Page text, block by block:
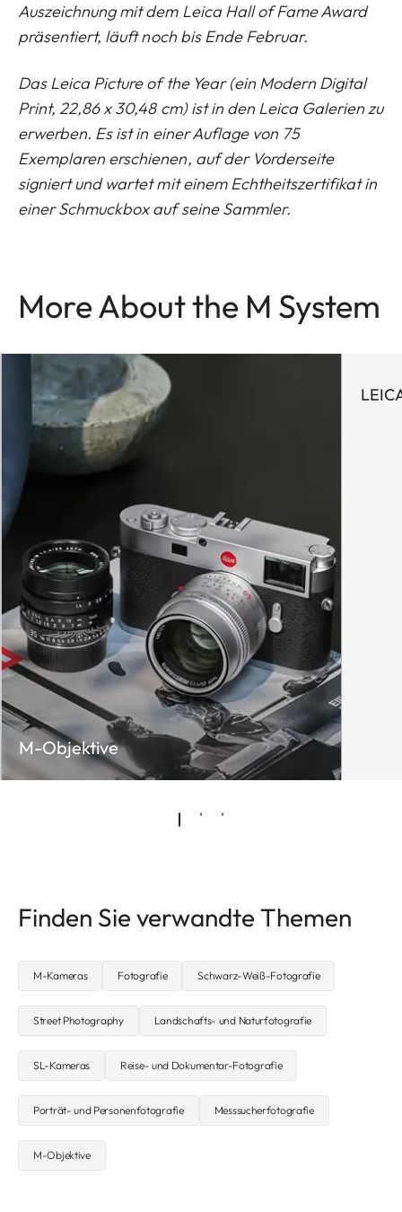
Auszeichnung mit dem Leica Hall of Fame Award
präsentiert, läuft noch bis Ende Februar.
Das Leica Picture of the Year (ein Modern Digital
Print, 22,86 x 30,48 cm) ist in den Leica Galerien zu
erwerben. Es ist in einer Auflage von 75
Exemplaren erschienen, auf der Vorderseite
signiert und wartet mit einem Echtheitszertifikat in
einer Schmuckbox auf seine Sammler.
More About the M System
M-Objektive
Finden Sie verwandte Themen
M-Kameras Fotografie Schwarz-Weiß-Fotografie
Street Photography Landschafts- und Naturfotografie
SL-Kameras Reise- und Dokumentar-Fotografie
Porträt- und Personenfotografie Messsucherfotografie
M-Objektive